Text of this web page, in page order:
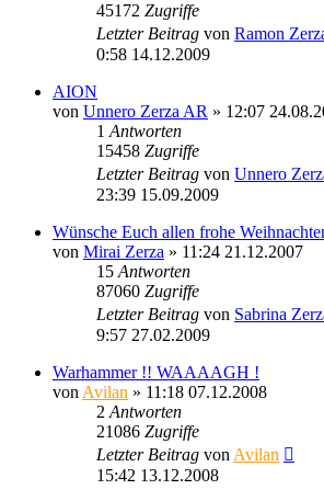
45172 Zugriffe
Letzter Beitrag von Ramon
0:58 14.12.2009
AION
von Unnero Zerza AR » 12:07
1 Antworten
15458 Zugriffe
Letzter Beitrag von Unnero
23:39 15.09.2009
Wünsche Euch allen frohe
von Mirai Zerza » 11:24 21.12.2007
15 Antworten
87060 Zugriffe
Letzter Beitrag von Sabrina
9:57 27.02.2009
Warhammer !! WAAAAGH !
von Avilan » 11:18 07.12.2008
2 Antworten
21086 Zugriffe
Letzter Beitrag von Avilan
15:42 13.12.2008